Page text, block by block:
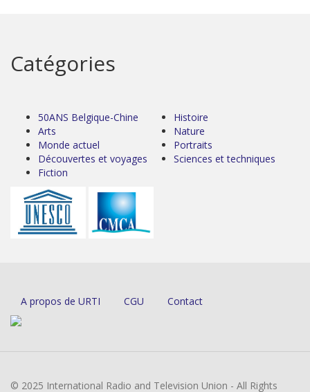
Catégories
50ANS Belgique-Chine
Arts
Monde actuel
Découvertes et voyages
Fiction
Histoire
Nature
Portraits
Sciences et techniques
A propos de URTI CGU Contact
© 2025 International Radio and Television Union - All Rights